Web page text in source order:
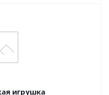
игрушка